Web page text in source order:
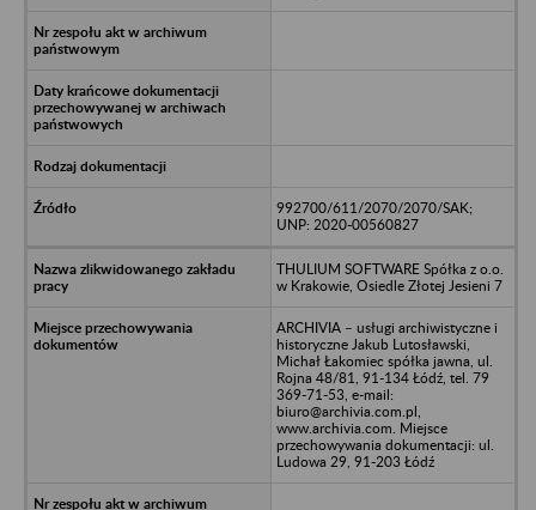
992700/611/2070/2070/SAK;
UNP: 2020-00560827
THULIUM SOFTWARE Spółka z o.o.
w Krakowie, Osiedle Złotej Jesieni 7
ARCHIVIA – usługi archiwistyczne i
historyczne Jakub Lutosławski,
Michał Łakomiec spółka jawna, ul.
Rojna 48/81, 91-134 Łódź, tel. 79
369-71-53, e-mail:
biuro@archivia.com.pl,
www.archivia.com. Miejsce
przechowywania dokumentacji: ul.
Ludowa 29, 91-203 Łódź